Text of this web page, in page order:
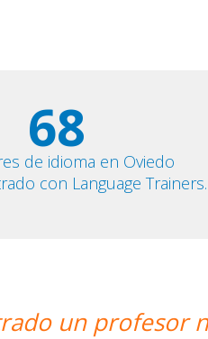
68
de idioma en Oviedo
con Language Trainers.
disfrutar de